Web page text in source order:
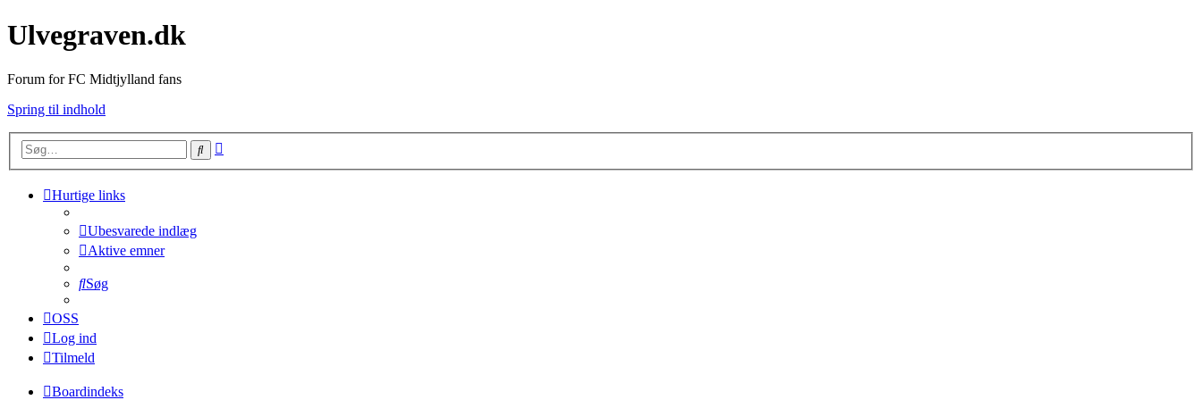
Ulvegraven.dk
Forum for FC Midtjylland fans
Spring til indhold
Søg
Hurtige links
Ubesvarede indlæg
Aktive emner
Søg
OSS
Log ind
Tilmeld
Boardindeks